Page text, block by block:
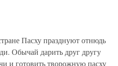
Пасху празднуют отнюдь
Обычай дарить друг другу
и готовить творожную пасху